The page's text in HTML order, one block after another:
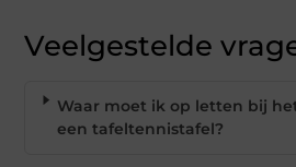
Veelgestelde
Waar moet ik op letten bij
een tafeltennistafel?